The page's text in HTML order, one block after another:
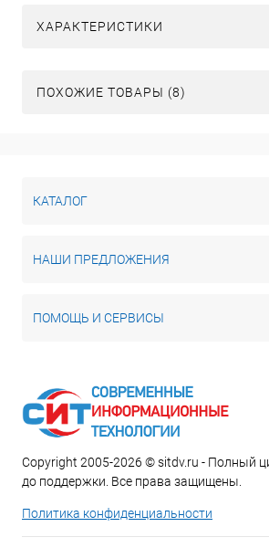
ХАРАКТЕРИСТИКИ
ПОХОЖИЕ ТОВАРЫ (8)
КАТАЛОГ
НАШИ ПРЕДЛОЖЕНИЯ
ПОМОЩЬ И СЕРВИСЫ
Copyright 2005-2026 © sitdv.ru - Полный
до поддержки. Все права защищены.
Политика конфиденциальности